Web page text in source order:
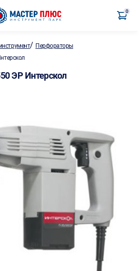
0
/ Перфораторы
ЭР Интерскол